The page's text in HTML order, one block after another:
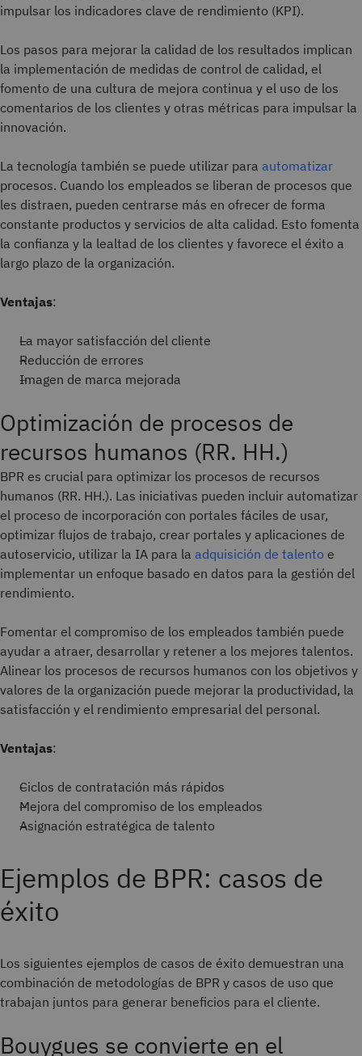
impulsar los indicadores clave de rendimiento (KPI).
Los pasos para mejorar la calidad de los resultados implican
la implementación de medidas de control de calidad, el
fomento de una cultura de mejora continua y el uso de los
comentarios de los clientes y otras métricas para impulsar la
innovación.
La tecnología también se puede utilizar para automatizar
procesos. Cuando los empleados se liberan de procesos que
les distraen, pueden centrarse más en ofrecer de forma
constante productos y servicios de alta calidad. Esto fomenta
la confianza y la lealtad de los clientes y favorece el éxito a
largo plazo de la organización.
Ventajas:
La mayor satisfacción del cliente
Reducción de errores
Imagen de marca mejorada
Optimización de procesos de
recursos humanos (RR. HH.)
BPR es crucial para optimizar los procesos de recursos
humanos (RR. HH.). Las iniciativas pueden incluir automatizar
el proceso de incorporación con portales fáciles de usar,
optimizar flujos de trabajo, crear portales y aplicaciones de
autoservicio, utilizar la IA para la adquisición de talento e
implementar un enfoque basado en datos para la gestión del
rendimiento.
Fomentar el compromiso de los empleados también puede
ayudar a atraer, desarrollar y retener a los mejores talentos.
Alinear los procesos de recursos humanos con los objetivos y
valores de la organización puede mejorar la productividad, la
satisfacción y el rendimiento empresarial del personal.
Ventajas:
Ciclos de contratación más rápidos
Mejora del compromiso de los empleados
Asignación estratégica de talento
Ejemplos de BPR: casos de
éxito
Los siguientes ejemplos de casos de éxito demuestran una
combinación de metodologías de BPR y casos de uso que
trabajan juntos para generar beneficios para el cliente.
Bouygues se convierte en el